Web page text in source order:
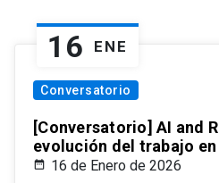
16 ENE
Conversatorio
[Conversatorio] AI and
evolución del trabajo en
16 de Enero de 2026